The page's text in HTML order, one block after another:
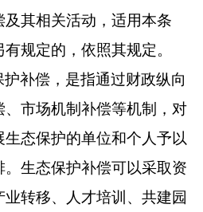
其相关活动，适用本条
规定的，依照其规定。
补偿，是指通过财政纵向
市场机制补偿等机制，对
态保护的单位和个人予以
生态保护补偿可以采取资
转移、人才培训、共建园